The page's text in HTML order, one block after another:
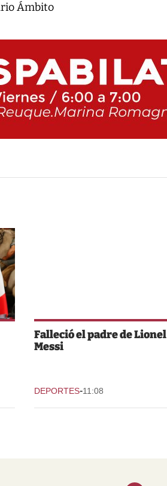
Ámbito
Falleció el padre de Lionel
Messi
DEPORTES-11:08